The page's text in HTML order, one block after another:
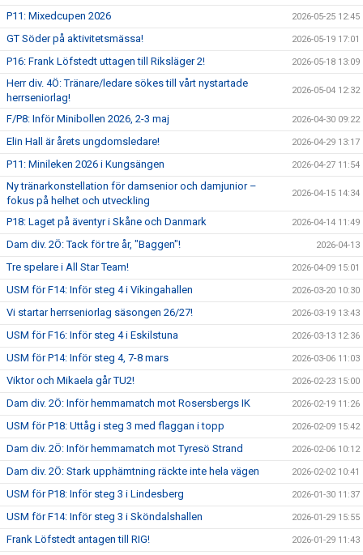
P11: Mixedcupen 2026 2026-05-25 12:45
GT Söder på aktivitetsmässa! 2026-05-19 17:01
P16: Frank Löfstedt uttagen till Riksläger 2! 2026-05-18 13:09
Herr div. 4Ö: Tränare/ledare sökes till vårt nystartade
herrseniorlag!
2026-05-04 12:32
F/P8: Inför Minibollen 2026, 2-3 maj 2026-04-30 09:22
Elin Hall är årets ungdomsledare! 2026-04-29 13:17
P11: Minileken 2026 i Kungsängen 2026-04-27 11:54
Ny tränarkonstellation för damsenior och damjunior –
fokus på helhet och utveckling
2026-04-15 14:34
P18: Laget på äventyr i Skåne och Danmark 2026-04-14 11:49
Dam div. 2Ö: Tack för tre år, "Baggen"! 2026-04-13
Tre spelare i All Star Team! 2026-04-09 15:01
USM för F14: Inför steg 4 i Vikingahallen 2026-03-20 10:30
Vi startar herrseniorlag säsongen 26/27! 2026-03-19 13:43
USM för F16: Inför steg 4 i Eskilstuna 2026-03-13 12:36
USM för P14: Inför steg 4, 7-8 mars 2026-03-06 11:03
Viktor och Mikaela går TU2! 2026-02-23 15:00
Dam div. 2Ö: Inför hemmamatch mot Rosersbergs IK 2026-02-19 11:26
USM för P18: Uttåg i steg 3 med flaggan i topp 2026-02-09 15:42
Dam div. 2Ö: Inför hemmamatch mot Tyresö Strand 2026-02-06 10:12
Dam div. 2Ö: Stark upphämtning räckte inte hela vägen 2026-02-02 10:41
USM för P18: Inför steg 3 i Lindesberg 2026-01-30 11:37
USM för F14: Inför steg 3 i Sköndalshallen 2026-01-29 15:55
Frank Löfstedt antagen till RIG! 2026-01-29 11:43